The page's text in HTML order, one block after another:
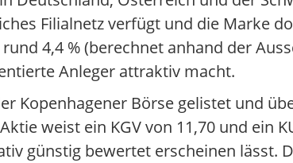
Filialnetz verfügt und die Marke
4,4 % (berechnet anhand der
Anleger attraktiv macht.
Kopenhagener Börse gelistet und
weist ein KGV von 11,70 und ein
günstig bewertet erscheinen lässt.